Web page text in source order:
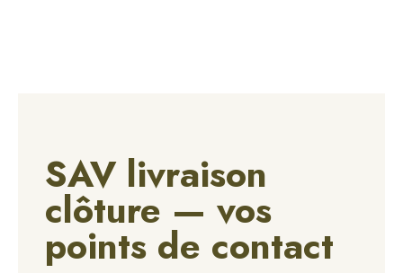
SAV livraison
clôture — vos
points de contact